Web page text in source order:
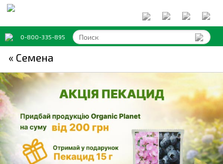
0-800-335-895
« Семена